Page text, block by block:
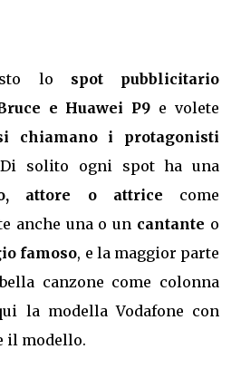
lo spot pubblicitario
e Huawei P9 e volete
chiamano i protagonisti
solito ogni spot ha una
attore o attrice come
anche una o un cantante o
famoso, e la maggior parte
canzone come colonna
la modella Vodafone con
il modello.